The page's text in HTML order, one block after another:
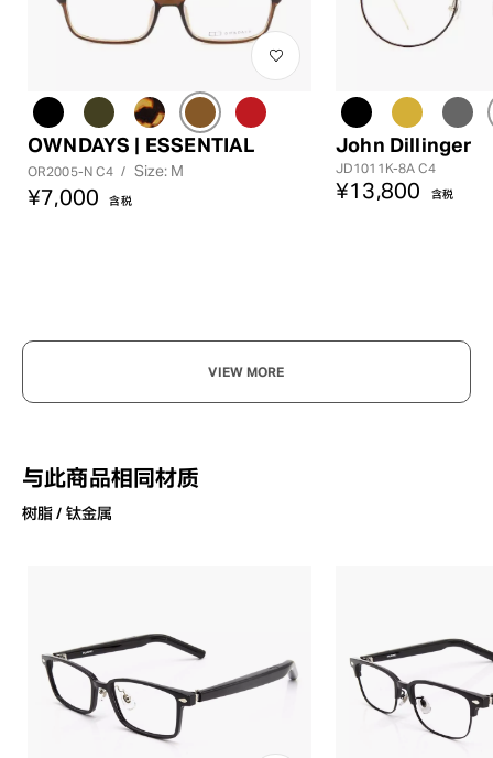
OWNDAYS | ESSENTIAL
OR2005-N C4 / Size: M
¥7,000 含税
John Dillinger
JD1011K-8A C4
¥13,800 含税
VIEW MORE
与此商品相同材质
树脂 / 钛金属